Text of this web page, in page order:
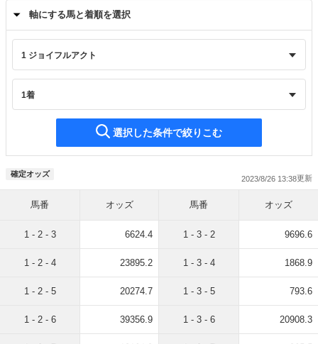
軸にする馬と着順を選択
選択した条件で絞りこむ
確定オッズ
2023/8/26 13:38
馬番 オッズ
1 - 2 - 3 6624.4
1 - 2 - 4 23895.2
1 - 2 - 5 20274.7
1 - 2 - 6 39356.9
馬番 オッズ
1 - 3 - 2 9696.6
1 - 3 - 4 1868.9
1 - 3 - 5 793.6
1 - 3 - 6 20908.3